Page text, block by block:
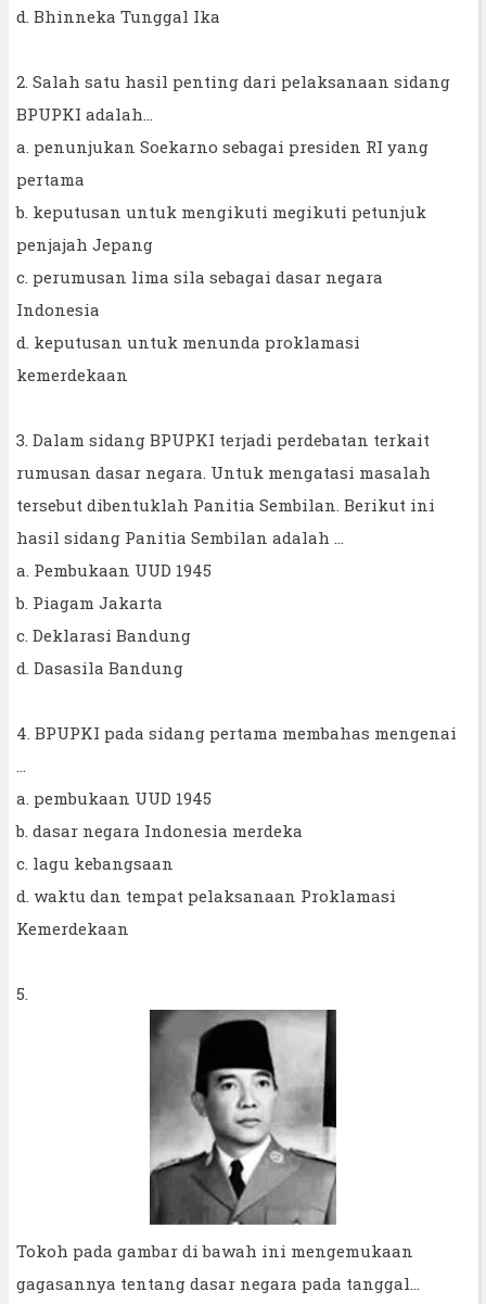
d. Bhinneka Tunggal Ika
2. Salah satu hasil penting dari pelaksanaan sidang
BPUPKI adalah...
a. penunjukan Soekarno sebagai presiden RI yang
pertama
b. keputusan untuk mengikuti megikuti petunjuk
penjajah Jepang
c. perumusan lima sila sebagai dasar negara
Indonesia
d. keputusan untuk menunda proklamasi
kemerdekaan
3. Dalam sidang BPUPKI terjadi perdebatan terkait
rumusan dasar negara. Untuk mengatasi masalah
tersebut dibentuklah Panitia Sembilan. Berikut ini
hasil sidang Panitia Sembilan adalah ...
a. Pembukaan UUD 1945
b. Piagam Jakarta
c. Deklarasi Bandung
d. Dasasila Bandung
4. BPUPKI pada sidang pertama membahas mengenai
a. pembukaan UUD 1945
b. dasar negara Indonesia merdeka
c. lagu kebangsaan
d. waktu dan tempat pelaksanaan Proklamasi
Kemerdekaan
5.
Tokoh pada gambar di bawah ini mengemukaan
gagasannya tentang dasar negara pada tanggal...